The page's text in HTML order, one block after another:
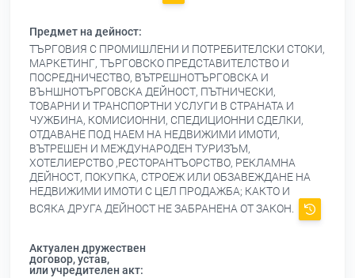
Предмет на дейност:
ТЪРГОВИЯ С ПРОМИШЛЕНИ И ПОТРЕБИТЕЛСКИ СТОКИ,
МАРКЕТИНГ, ТЪРГОВСКО ПРЕДСТАВИТЕЛСТВО И
ПОСРЕДНИЧЕСТВО, ВЪТРЕШНОТЪРГОВСКА И
ВЪНШНОТЪРГОВСКА ДЕЙНОСТ, ПЪТНИЧЕСКИ,
ТОВАРНИ И ТРАНСПОРТНИ УСЛУГИ В СТРАНАТА И
ЧУЖБИНА, КОМИСИОННИ, СПЕДИЦИОННИ СДЕЛКИ,
ОТДАВАНЕ ПОД НАЕМ НА НЕДВИЖИМИ ИМОТИ,
ВЪТРЕШЕН И МЕЖДУНАРОДЕН ТУРИЗЪМ,
ХОТЕЛИЕРСТВО ,РЕСТОРАНТЪОРСТВО, РЕКЛАМНА
ДЕЙНОСТ, ПОКУПКА, СТРОЕЖ ИЛИ ОБЗАВЕЖДАНЕ НА
НЕДВИЖИМИ ИМОТИ С ЦЕЛ ПРОДАЖБА; КАКТО И
ВСЯКА ДРУГА ДЕЙНОСТ НЕ ЗАБРАНЕНА ОТ ЗАКОН.
Актуален дружествен
договор, устав,
или учредителен акт: